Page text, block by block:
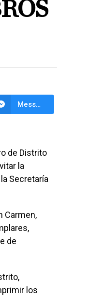
Messenger
de Distrito
la
Secretaría
Carmen,
de
los